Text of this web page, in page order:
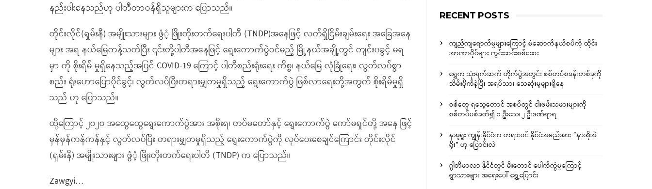
နည်းပါးနေသည်ဟု ပါတီတာဝန်ရှိသူများက ပြောသည်။
တိုင်းလိုင်(ရှမ်းနီ) အမျိုးသားများ ဖွံံ့ ဖြိုးတိုးတက်ရေးပါတီ (TNDP)အနေဖြင့် လက်ရှိငြိမ်းချမ်းရေး အခြေအနေ
များ အရ နယ်မြေကန့်သတ်ပြီး ၎င်းတို့ပါတီအနေဖြင့် ရွေးကောက်ပွဲဝင်မည့် မြို့နယ်အချို့တွင် ကျင်းပခွင့် မရ
မှာ ကို စိုးရိမ် မှုရှိနေသည့်အပြင် COVID-19 ကြောင့် ပါတီစည်းရုံးရေး ကိစ္စ၊ နယ်မြေ လုံခြုံရေး၊ လွတ်လပ်စွာ
စည်း ရုံးဟောပြောပိုင်ခွင့်၊ လွတ်လပ်ပြီးတရားမျှတမှုရှိသည့် ရွေးကောက်ပွဲ ဖြစ်လာရေးတို့အတွက် စိုးရိမ်မှုရှိ
သည် ဟု ပြောသည်။
ထို့ကြောင့် ၂၀၂၀ အထွေထွေရွေးကောက်ပွဲအား အစိုးရ၊ တပ်မတော်နှင့် ရွေးကောက်ပွဲ ကော်မရှင်တို့ အနေ ဖြင့်
မှန်မှန်ကန်ကန်နှင့် လွတ်လပ်ပြီး တရားမျှတမှုရှိသည့် ရွေးကောက်ပွဲကို လုပ်ပေးစေချင်ကြောင်း တိုင်းလိုင်
(ရှမ်းနီ) အမျိုးသားများ ဖွံံ့ ဖြိုးတိုးတက်ရေးပါတီ (TNDP) က ပြောသည်။
Zawgyi…
RECENT POSTS
ကျည်ကျရောက်မှုများကြောင့် မဲဆောက်နယ်စပ်ကို ထိုင်း
အာဏာပိုင်များ ကွင်းဆင်းစစ်ဆေး
ရွှေကူ သုံးရက်ဆက် တိုက်ပွဲအတွင်း စစ်တပ်စခန်းတစ်ခုကို
သိမ်းပိုက်ခဲ့ပြီး အရပ်သား သေဆုံးမှုများရှိနေ
စစ်တွေ-ရသေ့တောင် အစပ်တွင် ငါးဖမ်းသမားများကို
စစ်တပ်ပစ်ခတ်၍ ၁ ဦးသေ၊ ၂ ဦးဒဏ်ရာရ
နအူရူး ကျွန်းနိုင်ငံက တရားဝင် နိုင်ငံအမည်အား “နာအိုအဲ
ရိုး” ဟု ပြောင်းလဲ
ဂွါတီမာလာ နိုင်ငံတွင် မီးတောင် ပေါက်ကွဲမှုကြောင့်
ရွာသားများ အရေးပေါ် ရွှေ့ပြောင်း